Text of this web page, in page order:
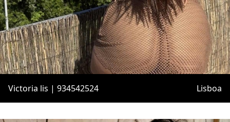
Victoria lis | 934542524 Lisboa